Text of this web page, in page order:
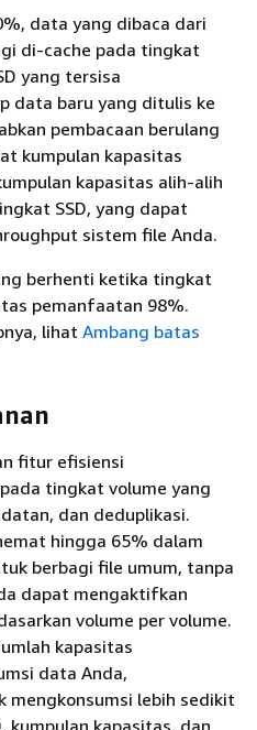
data yang dibaca dari
di-cache pada tingkat
yang tersisa
data baru yang ditulis ke
pembacaan berulang
kumpulan kapasitas
kapasitas alih-alih
SSD, yang dapat
sistem file Anda.
berhenti ketika tingkat
pemanfaatan 98%.
lihat Ambang batas
fitur efisiensi
tingkat volume yang
dan deduplikasi.
hingga 65% dalam
berbagi file umum, tanpa
dapat mengaktifkan
volume per volume.
kapasitas
data Anda,
mengkonsumsi lebih sedikit
kumpulan kapasitas, dan